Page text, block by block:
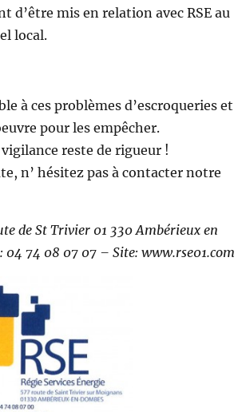
d’être mis en relation avec RSE au
local.
à ces problèmes d’escroqueries et
pour les empêcher.
reste de rigueur !
n’ hésitez pas à contacter notre
de St Trivier 01 330 Ambérieux en
04 74 08 07 07 – Site: www.rse01.com